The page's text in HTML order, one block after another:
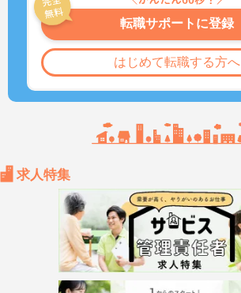
転職サポートに登録
はじめて転職する方へ
求人特集